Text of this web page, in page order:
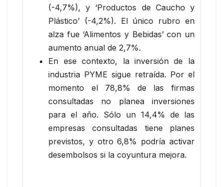
(-4,7%), y ‘Productos de Caucho y
Plástico’ (-4,2%). El único rubro en
alza fue ‘Alimentos y Bebidas’ con un
aumento anual de 2,7%.
En ese contexto, la inversión de la
industria PYME sigue retraída. Por el
momento el 78,8% de las firmas
consultadas no planea inversiones
para el año. Sólo un 14,4% de las
empresas consultadas tiene planes
previstos, y otro 6,8% podría activar
desembolsos si la coyuntura mejora.